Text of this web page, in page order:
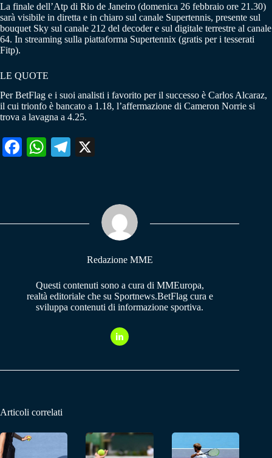
La finale dell’Atp di Rio de Janeiro (domenica 26 febbraio ore 21.30)
sarà visibile in diretta e in chiaro sul canale Supertennis, presente sul
bouquet Sky sul canale 212 del decoder e sul digitale terrestre al canale
64. In streaming sulla piattaforma Supertennix (gratis per i tesserati
Fitp).
LE QUOTE
Per BetFlag e i suoi analisti i favorito per il successo è Carlos Alcaraz,
il cui trionfo è bancato a 1.18, l’affermazione di Cameron Norrie si
trova a lavagna a 4.25.
Fa W
pp
Te
m
Redazione MME
Questi contenuti sono a cura di MMEuropa,
realtà editoriale che su Sportnews.BetFlag cura e
sviluppa contenuti di informazione sportiva.
Articoli correlati